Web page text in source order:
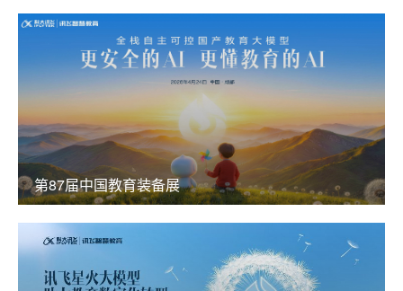
第87届中国教育装备展